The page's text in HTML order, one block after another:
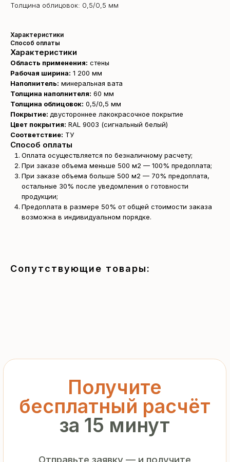
Толщина облицовок: 0,5/0,5 мм
Характеристики
Способ оплаты
Характеристики
Область применения: стены
Рабочая ширина: 1 200 мм
Наполнитель: минеральная вата
Толщина наполнителя: 60 мм
Толщина облицовок: 0,5/0,5 мм
Покрытие: двустороннее лакокрасочное покрытие
Цвет покрытия: RAL 9003 (сигнальный белый)
Соответствие: ТУ
Способ оплаты
Оплата осуществляется по безналичному расчету;
При заказе объема меньше 500 м2 — 100% предоплата;
При заказе объема больше 500 м2 — 70% предоплата,
остальные 30% после уведомления о готовности
продукции;
Предоплата в размере 50% от общей стоимости заказа
возможна в индивидуальном порядке.
Сопутствующие товары:
Получите
бесплатный расчёт
Отправьте заявку — и получите
персональное коммерческое
и на условиях, указанных в
Запросить рассчёт